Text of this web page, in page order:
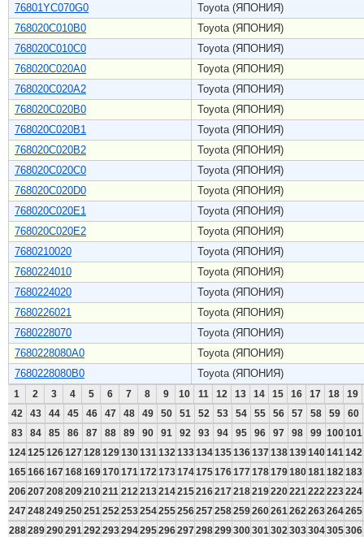
76801YC070G0
Toyota (ЯПОНИЯ)
768020C010B0
Toyota (ЯПОНИЯ)
768020C010C0
Toyota (ЯПОНИЯ)
768020C020A0
Toyota (ЯПОНИЯ)
768020C020A2
Toyota (ЯПОНИЯ)
768020C020B0
Toyota (ЯПОНИЯ)
768020C020B1
Toyota (ЯПОНИЯ)
768020C020B2
Toyota (ЯПОНИЯ)
768020C020C0
Toyota (ЯПОНИЯ)
768020C020D0
Toyota (ЯПОНИЯ)
768020C020E1
Toyota (ЯПОНИЯ)
768020C020E2
Toyota (ЯПОНИЯ)
7680210020
Toyota (ЯПОНИЯ)
7680224010
Toyota (ЯПОНИЯ)
7680224020
Toyota (ЯПОНИЯ)
7680226021
Toyota (ЯПОНИЯ)
7680228070
Toyota (ЯПОНИЯ)
7680228080A0
Toyota (ЯПОНИЯ)
7680228080B0
Toyota (ЯПОНИЯ)
1 2 3 4 5 6 7 8 9 10 11 12 13 14 15 16 17 18
19
42
43 44 45 46 47 48 49 50 51 52 53 54 55 56 57 58 59
60
83
84 85 86 87 88 89 90 91 92 93 94 95 96 97 98 99 100101
124125126127128129130131 132 133134135136137138139140141 142
165166167168169170171 172 173174175176177178179180181 182 183
206207208209210211 212 213214215216217218219220221 222 223224
247248249250251 252 253254255256257258259260261 262 263264265
288289290291 292 293294295296297298299300301 302 303304305306